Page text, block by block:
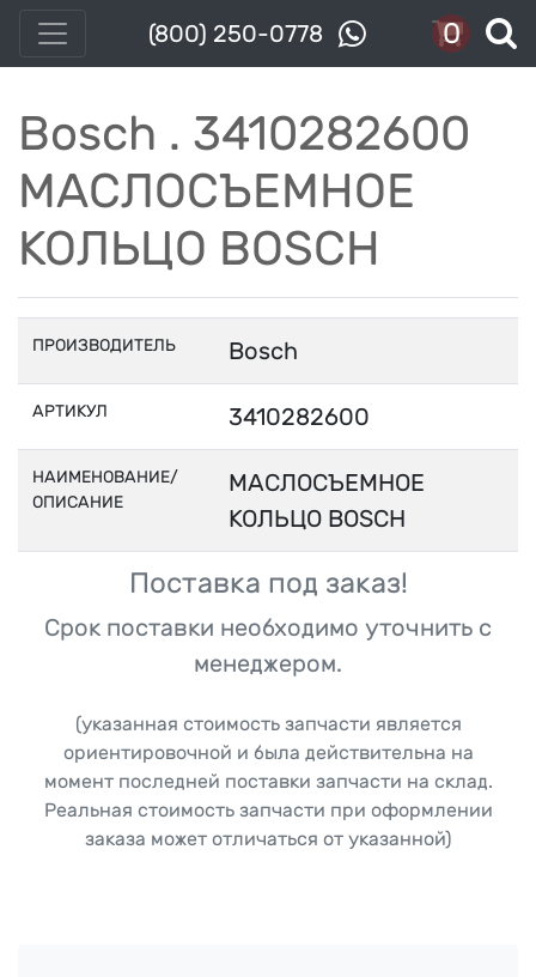
(800) 250-0778 0
Bosch . 3410282600
МАСЛОСЪЕМНОЕ
КОЛЬЦО BOSCH
ПРОИЗВОДИТЕЛЬ Bosch
АРТИКУЛ 3410282600
НАИМЕНОВАНИЕ/
ОПИСАНИЕ
МАСЛОСЪЕМНОЕ
КОЛЬЦО BOSCH
Поставка под заказ!
Срок поставки необходимо уточнить с
менеджером.
(указанная стоимость запчасти является
ориентировочной и была действительна на
момент последней поставки запчасти на склад.
Реальная стоимость запчасти при оформлении
заказа может отличаться от указанной)